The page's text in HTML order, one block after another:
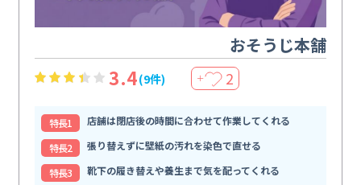
おそうじ本舗
3.4(9件) ＋ 2
特⻑1
店舗は閉店後の時間に合わせて作業してくれる
特⻑2
張り替えずに壁紙の汚れを染色で直せる
特⻑3
靴下の履き替えや養生まで気を配ってくれる